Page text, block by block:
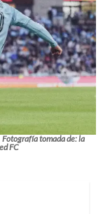
Fotografía tomada de: la
FC